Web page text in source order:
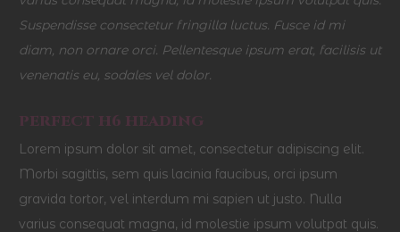
Suspendisse consectetur fringilla luctus. Fusce id mi
diam, non ornare orci. Pellentesque ipsum erat, facilisis ut
venenatis eu, sodales vel dolor.
PERFECT H6 HEADING
Lorem ipsum dolor sit amet, consectetur adipiscing elit.
Morbi sagittis, sem quis lacinia faucibus, orci ipsum
gravida tortor, vel interdum mi sapien ut justo. Nulla
varius consequat magna, id molestie ipsum volutpat quis.